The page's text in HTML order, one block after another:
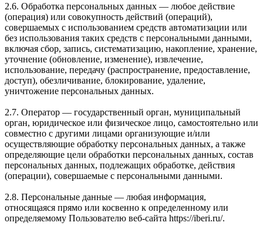
2.6. Обработка персональных данных — любое действие
(операция) или совокупность действий (операций),
совершаемых с использованием средств автоматизации или
без использования таких средств с персональными данными,
включая сбор, запись, систематизацию, накопление, хранение,
уточнение (обновление, изменение), извлечение,
использование, передачу (распространение, предоставление,
доступ), обезличивание, блокирование, удаление,
уничтожение персональных данных.
2.7. Оператор — государственный орган, муниципальный
орган, юридическое или физическое лицо, самостоятельно или
совместно с другими лицами организующие и/или
осуществляющие обработку персональных данных, а также
определяющие цели обработки персональных данных, состав
персональных данных, подлежащих обработке, действия
(операции), совершаемые с персональными данными.
2.8. Персональные данные — любая информация,
относящаяся прямо или косвенно к определенному или
определяемому Пользователю веб-сайта https://iberi.ru/.